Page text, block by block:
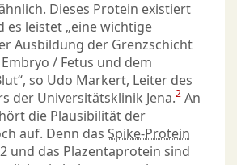
Dieses Protein existiert
es leistet „eine wichtige
Ausbildung der Grenzschicht
/ Fetus und dem
so Udo Markert, Leiter des
der Universitätsklinik Jena.2 An
die Plausibilität der
auf. Denn das Spike-Protein
2 und das Plazentaprotein sind